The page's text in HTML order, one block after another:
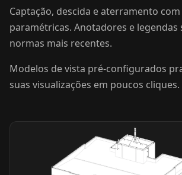
Captação, descida e aterramento
paramétricas. Anotadores e legendas
normas mais recentes.
Modelos de vista pré-configurados
suas visualizações em poucos cliques.